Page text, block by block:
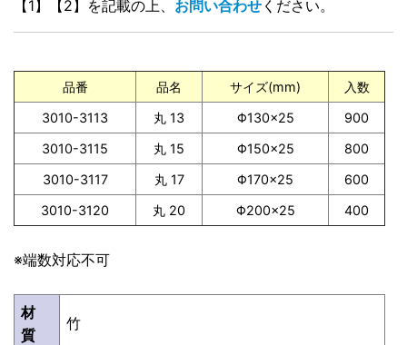
【1】【2】を記載の上、 お問い合わせ ください。
品番 品名 サイズ(mm)
入数
3010-3113
丸 13 Φ130×25
900
3010-3115
丸 15 Φ150×25
800
3010-3117
丸 17 Φ170×25
600
3010-3120
丸 20 Φ200×25 400
※端数対応不可
材
質
竹